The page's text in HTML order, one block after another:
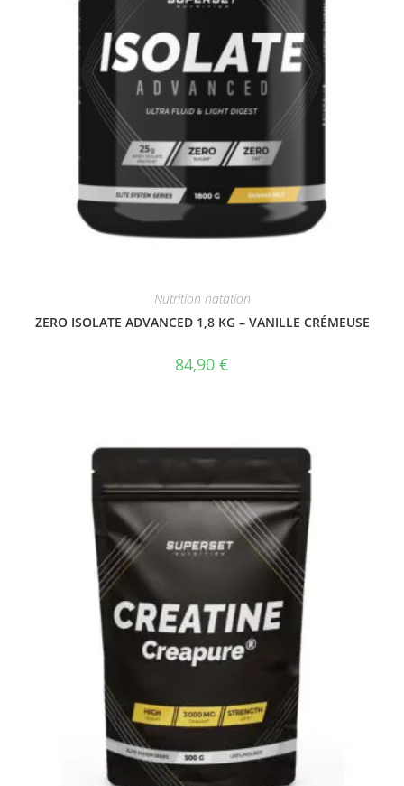
Nutrition natation
ZERO ISOLATE ADVANCED 1,8 KG – VANILLE CRÉMEUSE
84,90 €